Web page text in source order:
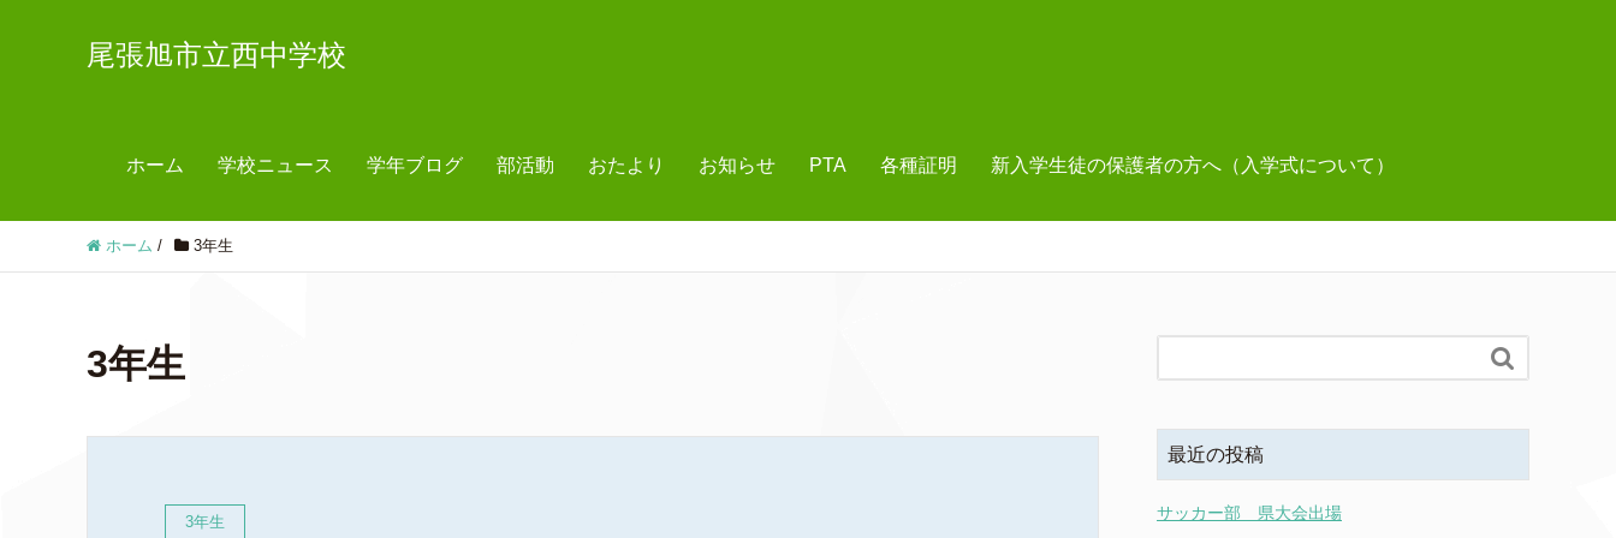
尾張旭市立西中学校
ホーム 学校ニュース 学年ブログ 部活動 おたより お知らせ PTA 各種証明 新入学生徒の保護者の方へ（入学式について）
ホーム / 3年生
3年生
3年生

最近の投稿
サッカー部 県大会出場